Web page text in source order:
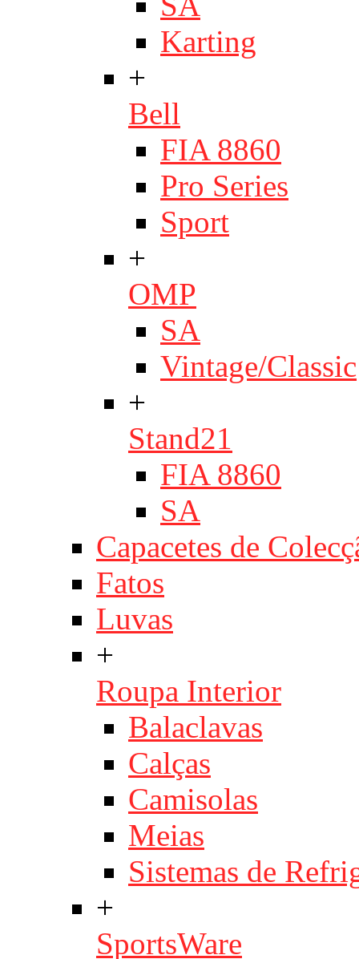
Karting
+
Bell
FIA 8860
Pro Series
Sport
+
OMP
SA
Vintage/Classic
+
Stand21
FIA 8860
SA
Capacetes de
Fatos
Luvas
+
Roupa Interior
Balaclavas
Calças
Camisolas
Meias
Sistemas de
+
SportsWare